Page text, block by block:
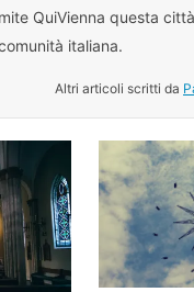
QuiVienna questa
italiana.
Altri articoli scritti da